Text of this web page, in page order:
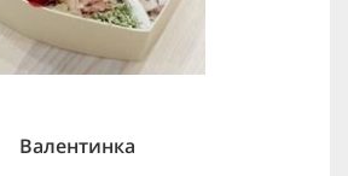
Валентинка